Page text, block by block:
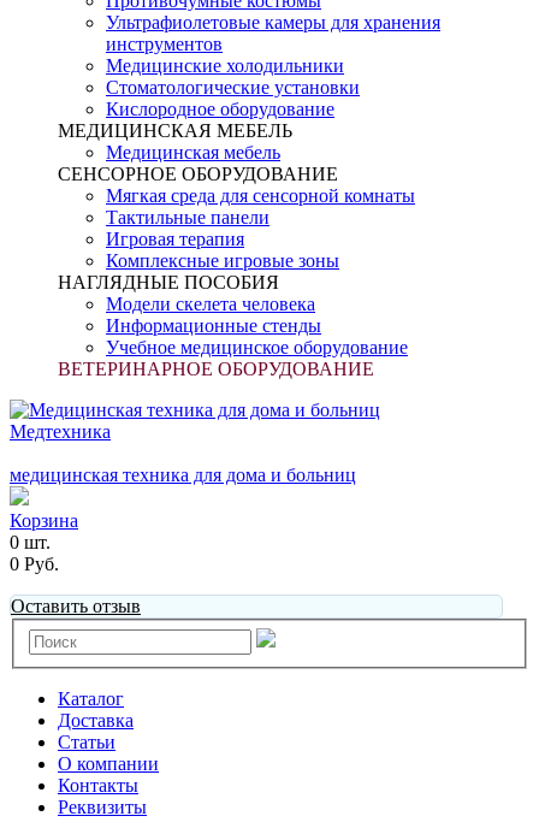
Ультрафиолетовые камеры для хранения
инструментов
Медицинские холодильники
Стоматологические установки
Кислородное оборудование
МЕДИЦИНСКАЯ МЕБЕЛЬ
Медицинская мебель
СЕНСОРНОЕ ОБОРУДОВАНИЕ
Мягкая среда для сенсорной комнаты
Тактильные панели
Игровая терапия
Комплексные игровые зоны
НАГЛЯДНЫЕ ПОСОБИЯ
Модели скелета человека
Информационные стенды
Учебное медицинское оборудование
ВЕТЕРИНАРНОЕ ОБОРУДОВАНИЕ
Медтехника
медицинская техника для дома и больниц
Корзина
0 шт.
0 Руб.
Оставить отзыв
Каталог
Доставка
Статьи
О компании
Контакты
Реквизиты